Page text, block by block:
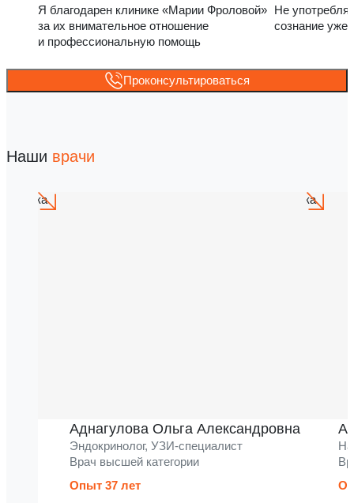
Я благодарен клинике «Марии Фроловой»
за их внимательное отношение
и профессиональную помощь
Не
сознание уже
Проконсультироваться
Наши врачи
Аднагулова Ольга Александровна
Эндокринолог, УЗИ-специалист
Врач высшей категории
Опыт 37 лет